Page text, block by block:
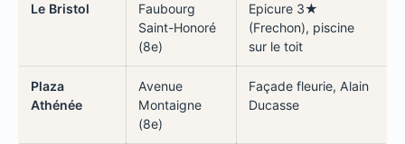
Le Bristol
Faubourg
Saint-Honoré
(8e)
Epicure 3★
(Frechon), piscine
sur le toit
Plaza
Athénée
Avenue
Montaigne
(8e)
Façade fleurie, Alain
Ducasse